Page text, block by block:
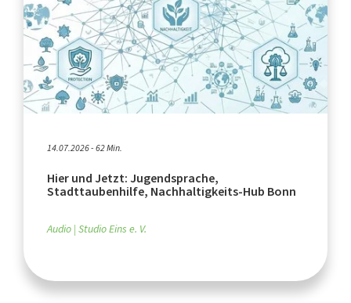
14.07.2026 - 62 Min.
Hier und Jetzt: Jugendsprache,
Stadttaubenhilfe, Nachhaltigkeits-Hub Bonn
Audio Studio Eins e. V.